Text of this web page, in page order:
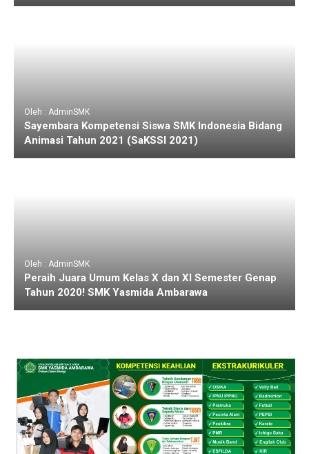
Oleh : AdminSMK
Sayembara Kompetensi Siswa SMK Indonesia Bidang
Animasi Tahun 2021 (SaKSSI 2021)
Oleh : AdminSMK
Peraih Juara Umum Kelas X dan XI Semester Genap
Tahun 2020! SMK Yasmida Ambarawa